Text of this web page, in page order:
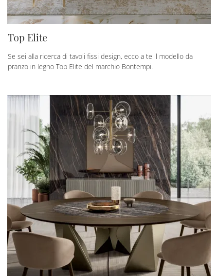
Top Elite
Se sei alla ricerca di tavoli fissi design, ecco a te il modello da
pranzo in legno Top Elite del marchio Bontempi.